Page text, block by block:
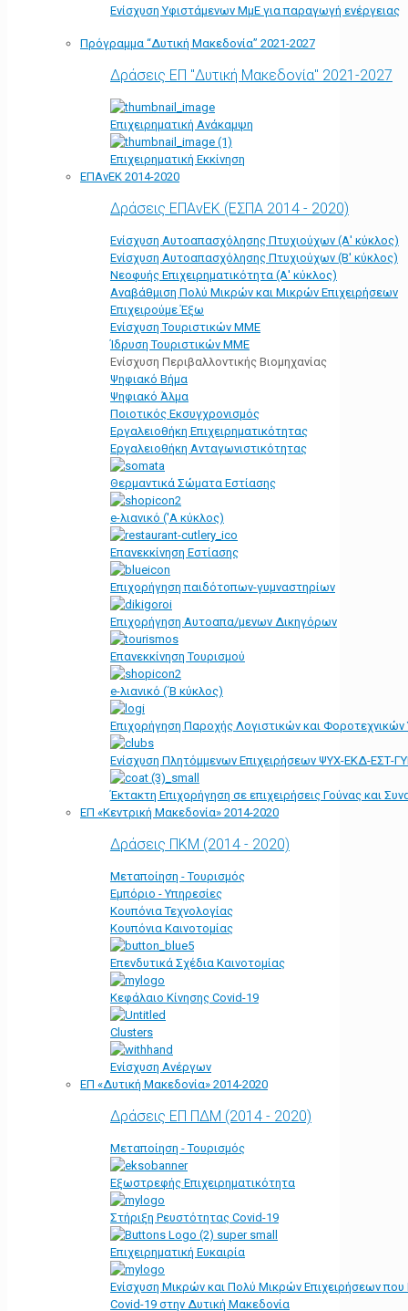
Ενίσχυση Υφιστάμενων ΜμΕ για παραγωγή ενέργειας
Πρόγραμμα “Δυτική Μακεδονία” 2021-2027
Δράσεις ΕΠ "Δυτική Μακεδονία" 2021-2027
Επιχειρηματική Ανάκαμψη
Επιχειρηματική Εκκίνηση
ΕΠΑνΕΚ 2014-2020
Δράσεις ΕΠΑνΕΚ (ΕΣΠΑ 2014 - 2020)
Ενίσχυση Αυτοαπασχόλησης Πτυχιούχων (Α' κύκλος)
Ενίσχυση Αυτοαπασχόλησης Πτυχιούχων (Β' κύκλος)
Νεοφυής Επιχειρηματικότητα (Α' κύκλος)
Αναβάθμιση Πολύ Μικρών και Μικρών Επιχειρήσεων
Επιχειρούμε Έξω
Ενίσχυση Τουριστικών ΜΜΕ
Ίδρυση Τουριστικών ΜΜΕ
Ενίσχυση Περιβαλλοντικής Βιομηχανίας
Ψηφιακό Βήμα
Ψηφιακό Άλμα
Ποιοτικός Εκσυγχρονισμός
Εργαλειοθήκη Eπιχειρηματικότητας
Εργαλειοθήκη Ανταγωνιστικότητας
Θερμαντικά Σώματα Εστίασης
e-λιανικό ('Α κύκλος)
Επανεκκίνηση Εστίασης
Επιχορήγηση παιδότοπων-γυμναστηρίων
Επιχορήγηση Αυτοαπα/μενων Δικηγόρων
Επανεκκίνηση Τουρισμού
e-λιανικό (΄Β κύκλος)
Επιχορήγηση Παροχής Λογιστικών και
Ενίσχυση Πλητόμμενων Επιχειρήσεων ΨΥΧ-ΕΚΔ-ΕΣΤ-
Έκτακτη Επιχορήγηση σε επιχειρήσεις Γούνας και
ΕΠ «Kεντρική Μακεδονία» 2014-2020
Δράσεις ΠΚΜ (2014 - 2020)
Μεταποίηση - Τουρισμός
Εμπόριο - Υπηρεσίες
Κουπόνια Τεχνολογίας
Κουπόνια Καινοτομίας
Επενδυτικά Σχέδια Καινοτομίας
Κεφάλαιο Κίνησης Covid-19
Clusters
Ενίσχυση Ανέργων
ΕΠ «Δυτική Μακεδονία» 2014-2020
Δράσεις ΕΠ ΠΔΜ (2014 - 2020)
Μεταποίηση - Τουρισμός
Εξωστρεφής Επιχειρηματικότητα
Στήριξη Ρευστότητας Covid-19
Επιχειρηματική Ευκαιρία
Ενίσχυση Μικρών και Πολύ Μικρών Επιχειρήσεων
Covid-19 στην Δυτική Μακεδονία